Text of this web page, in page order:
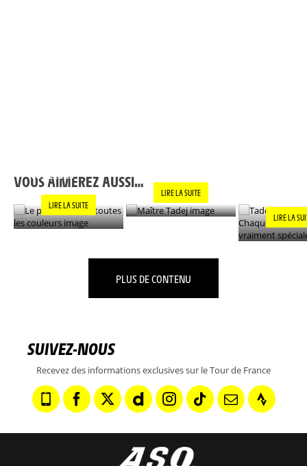
VOUS AIMEREZ AUSSI…
COULEURS
LIRE LA SUITE
LIRE LA SUITE
LIRE LA
PLUS DE CONTENU
SUIVEZ-NOUS
Recevez des informations exclusives sur le Tour de France